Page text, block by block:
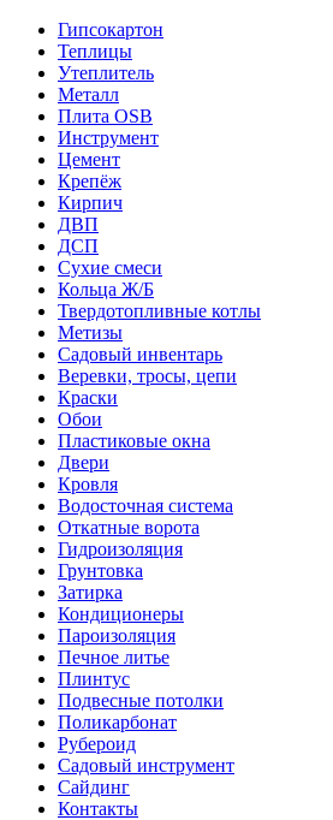
Гипсокартон
Теплицы
Утеплитель
Металл
Плита OSB
Инструмент
Цемент
Крепёж
Кирпич
ДВП
ДСП
Сухие смеси
Кольца Ж/Б
Твердотопливные котлы
Метизы
Садовый инвентарь
Веревки, тросы, цепи
Краски
Обои
Пластиковые окна
Двери
Кровля
Водосточная система
Откатные ворота
Гидроизоляция
Грунтовка
Затирка
Кондиционеры
Пароизоляция
Печное литье
Плинтус
Подвесные потолки
Поликарбонат
Рубероид
Садовый инструмент
Сайдинг
Контакты